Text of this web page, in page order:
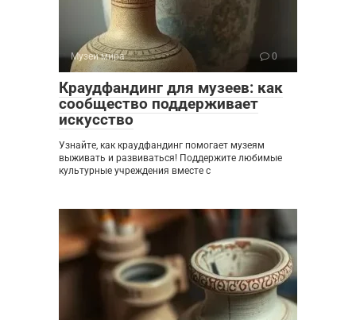
Музеи мира 0
Краудфандинг для музеев: как
сообщество поддерживает
искусство
Узнайте, как краудфандинг помогает музеям
выживать и развиваться! Поддержите любимые
культурные учреждения вместе с